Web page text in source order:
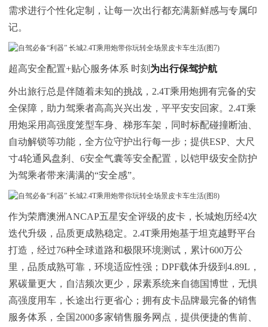
需求进行个性化定制，让每一次出行都充满新鲜感与专属印
记。
超高安全配置+贴心服务体系 时刻 为出行保驾护航
外出旅行总是伴随着未知的挑战，2.4T乘用炮拥有完备的安
全保障，助力驾乘者高高兴兴出发，平平安安回家。2.4T乘
用炮采用高强度笼型车身、梯形车架，同时标配碰撞断油、
自动解锁等功能，全方位守护出行每一步；提供ESP、大尺
寸4轮通风盘刹、6安全气囊等安全配置，以铠甲级安全防护
为驾乘者带来满满的“安全感”。
作为荣膺澳洲ANCAP五星安全评级的皮卡，长城炮历经4次
迭代升级，品质更成熟稳定。2.4T乘用炮基于坦克越野平台
打造，经过76种全球道路和极限环境测试，累计600万公
里，品质成熟可靠，环境适应性强；DPF载体升级到4.89L，
累碳量更大，自洁频次更少，尿素系统来自德国博世，无惧
高强度用车，长途出行更省心；拥有皮卡品牌最完备的销售
服务体系，全国2000多家销售服务网点，提供便捷的售前、